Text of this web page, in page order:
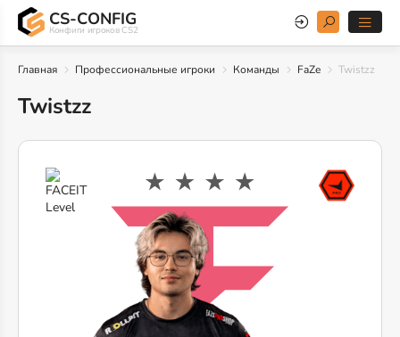
CS-CONFIG
Конфиги игроков CS2
Главная Профессиональные игроки Команды FaZe Twistzz
Twistzz